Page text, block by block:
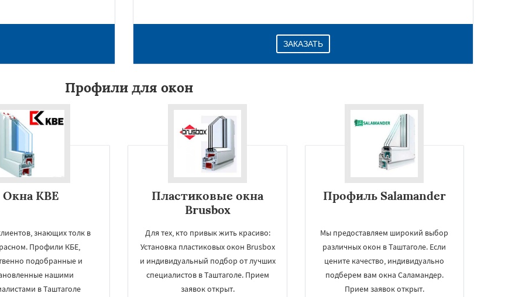
ЗАКАЗАТЬ
Профили для окон
Окна KBE
знающих толк в
Профили КБЕ,
подобранные и
нашими
в Таштаголе
Пластиковые окна
Brusbox
Для тех, кто привык жить красиво:
Установка пластиковых окон Brusbox
и индивидуальный подбор от лучших
специалистов в Таштаголе. Прием
заявок открыт.
Профиль Salamander
Мы предоставляем широкий выбор
различных окон в Таштаголе. Если
цените качество, индивидуально
подберем вам окна Саламандер.
Прием заявок открыт.
×
Даю согласие на обработку персональных данных